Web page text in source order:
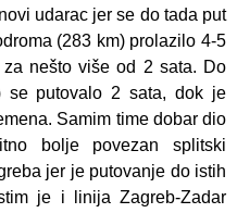
udarac jer se do tada put
(283 km) prolazilo 4-5
nešto više od 2 sata. Do
se putovalo 2 sata, dok je
Samim time dobar dio
bolje povezan splitski
jer je putovanje do istih
je i linija Zagreb-Zadar